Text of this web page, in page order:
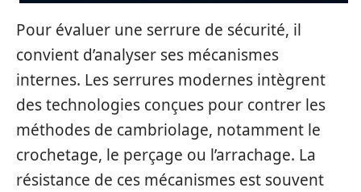
Pour évaluer une serrure de sécurité, il
convient d’analyser ses mécanismes
internes. Les serrures modernes intègrent
des technologies conçues pour contrer les
méthodes de cambriolage, notamment le
crochetage, le perçage ou l’arrachage. La
résistance de ces mécanismes est souvent